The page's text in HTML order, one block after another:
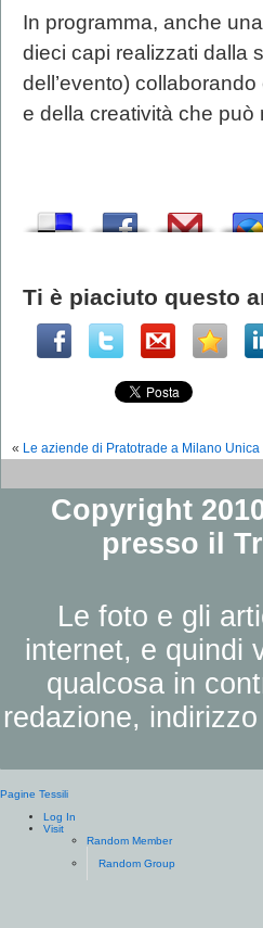
In programma, anche
dieci capi realizzati dalla
dell’evento)
e della creatività che
Ti è piaciuto questo
« Le aziende di Pratotrade a Milano Unica
Copyright
presso il
Le foto e gli
internet, e quindi
qualcosa in
redazione, indirizzo
Pagine Tessili
Log In
Visit
Random Member
Random Group